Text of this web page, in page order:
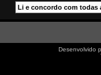
Desenvolvido